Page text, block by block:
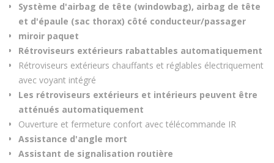
Système d'airbag de tête (windowbag), airbag de tête
et d'épaule (sac thorax) côté conducteur/passager
miroir paquet
Rétroviseurs extérieurs rabattables automatiquement
Rétroviseurs extérieurs chauffants et réglables électriquement
avec voyant intégré
Les rétroviseurs extérieurs et intérieurs peuvent être
atténués automatiquement
Ouverture et fermeture confort avec télécommande IR
Assistance d'angle mort
Assistant de signalisation routière